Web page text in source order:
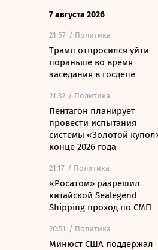
7 августа 2026
21:57 / Политика
Трамп отпросился уйти
пораньше во время
заседания в госдепе
21:32 / Политика
Пентагон планирует
провести испытания
системы «Золотой
конце 2026 года
21:17 / Политика
«Росатом» разрешил
китайской Sealegend
Shipping проход по СМП
20:51 / Политика
Минюст США поддержал